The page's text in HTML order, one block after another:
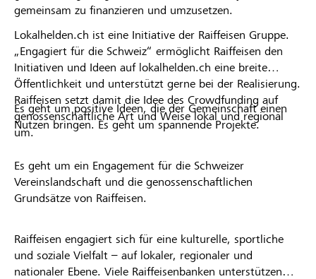
gemeinsam zu finanzieren und umzusetzen.
Lokalhelden.ch ist eine Initiative der Raiffeisen Gruppe.
„Engagiert für die Schweiz“ ermöglicht Raiffeisen den
Initiativen und Ideen auf lokalhelden.ch eine breite
Öffentlichkeit und unterstützt gerne bei der Realisierung.
Raiffeisen setzt damit die Idee des Crowdfunding auf
genossenschaftliche Art und Weise lokal und regional
um.
Es geht um positive Ideen, die der Gemeinschaft einen
Nutzen bringen. Es geht um spannende Projekte.
Es geht um ein Engagement für die Schweizer
Vereinslandschaft und die genossenschaftlichen
Grundsätze von Raiffeisen.
Raiffeisen engagiert sich für eine kulturelle, sportliche
und soziale Vielfalt – auf lokaler, regionaler und
nationaler Ebene. Viele Raiffeisenbanken unterstützen